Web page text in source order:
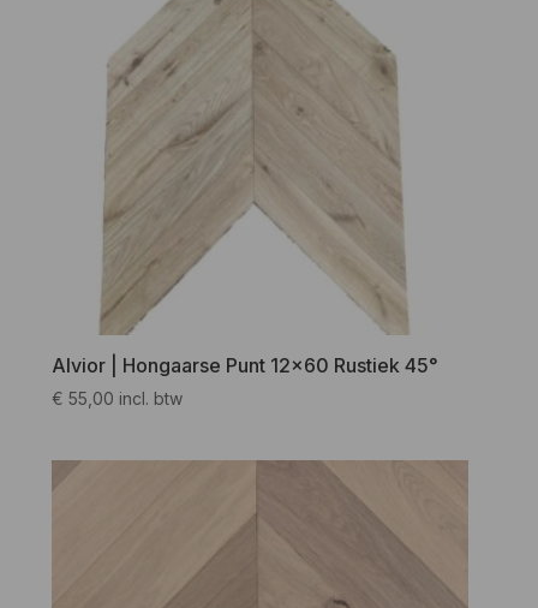
Alvior | Hongaarse Punt 12×60 Rustiek 45°
€ 55,00 incl. btw